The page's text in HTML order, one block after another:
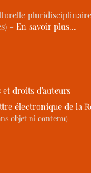
pluridisciplinaire
-En savoir plus…
droits d’auteurs
électronique de la
objet ni contenu)